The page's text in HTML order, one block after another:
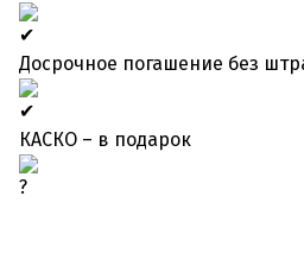
Досрочное погашение без
КАСКО – в подарок